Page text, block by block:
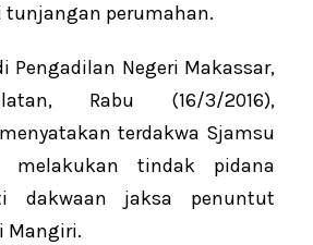
tunjangan perumahan.
Pengadilan Negeri Makassar,
Rabu (16/3/2016),
terdakwa Sjamsu
tindak pidana
dakwaan jaksa penuntut
Mangiri.